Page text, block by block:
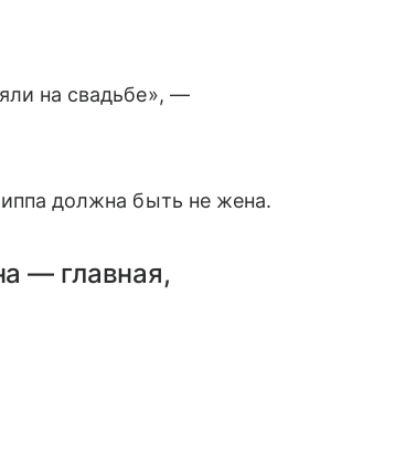
на свадьбе», —
должна быть не жена.
— главная,